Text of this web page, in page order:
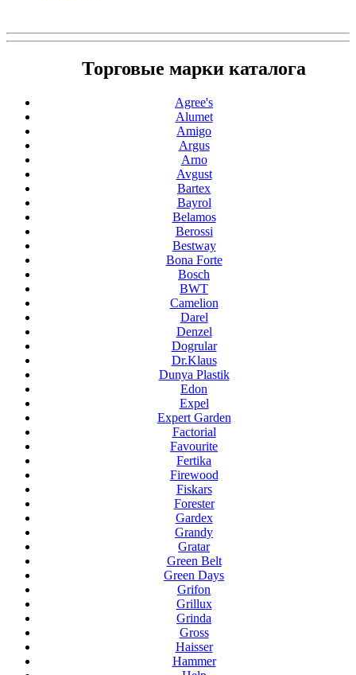
Торговые марки каталога
Agree's
Alumet
Amigo
Argus
Arno
Avgust
Bartex
Bayrol
Belamos
Berossi
Bestway
Bona Forte
Bosch
BWT
Camelion
Darel
Denzel
Dogrular
Dr.Klaus
Dunya Plastik
Edon
Expel
Expert Garden
Factorial
Favourite
Fertika
Firewood
Fiskars
Forester
Gardex
Grandy
Gratar
Green Belt
Green Days
Grifon
Grillux
Grinda
Gross
Haisser
Hammer